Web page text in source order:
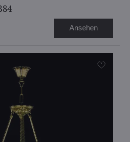
Ansehen